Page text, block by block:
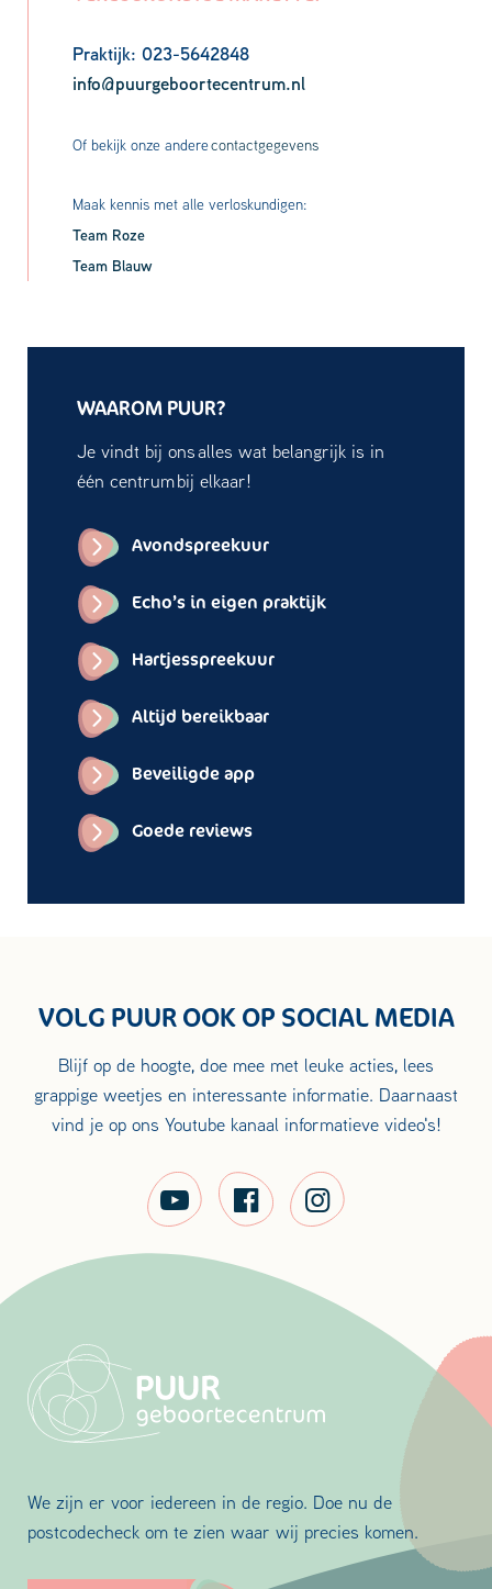
Praktijk: 023-5642848
info@puurgeboortecentrum.nl
Of bekijk onze anderecontactgegevens
Maak kennis met alle verloskundigen:
Team Roze
Team Blauw
WAAROM PUUR?
Je vindt bij ons alles wat belangrijk is in
één centrum bij elkaar!
Avondspreekuur
Echo’s in eigen praktijk
Hartjesspreekuur
Altijd bereikbaar
Beveiligde app
Goede reviews
VOLG PUUR OOK OP SOCIAL MEDIA
Blijf op de hoogte, doe mee met leuke acties, lees
grappige weetjes en interessante informatie. Daarnaast
vind je op ons Youtube kanaal informatieve video's!
We zijn er voor iedereen in de regio. Doe nu de
postcodecheck om te zien waar wij precies komen.